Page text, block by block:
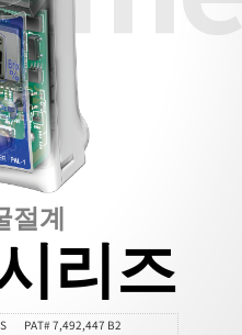
절계
리즈
PAT# 7,492,447 B2